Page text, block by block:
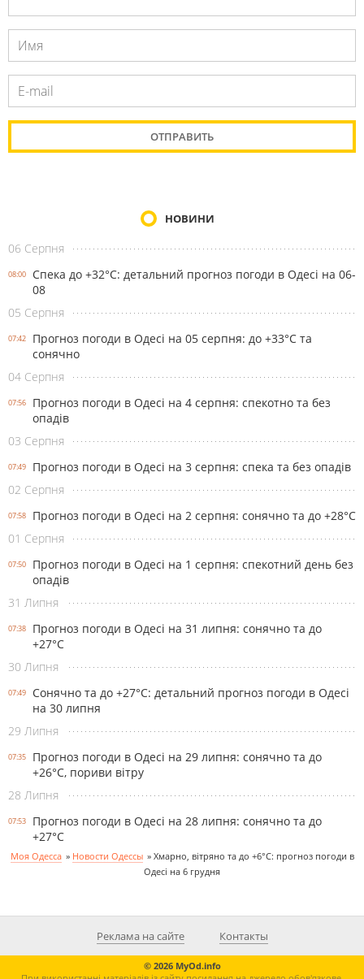
НОВИНИ
06 Серпня
08:00
Спека до +32°С: детальний прогноз погоди в Одесі на 06-
08
05 Серпня
07:42
Прогноз погоди в Одесі на 05 серпня: до +33°С та
сонячно
04 Серпня
07:56
Прогноз погоди в Одесі на 4 серпня: спекотно та без
опадів
03 Серпня
07:49
Прогноз погоди в Одесі на 3 серпня: спека та без опадів
02 Серпня
07:58
Прогноз погоди в Одесі на 2 серпня: сонячно та до +28°С
01 Серпня
07:50
Прогноз погоди в Одесі на 1 серпня: спекотний день без
опадів
31 Липня
07:38
Прогноз погоди в Одесі на 31 липня: сонячно та до
+27°С
30 Липня
07:49
Сонячно та до +27°С: детальний прогноз погоди в Одесі
на 30 липня
29 Липня
07:35
Прогноз погоди в Одесі на 29 липня: сонячно та до
+26°С, пориви вітру
28 Липня
07:53
Прогноз погоди в Одесі на 28 липня: сонячно та до
+27°С
Моя Одесса » Новости Одессы » Хмарно, вітряно та до +6°С: прогноз погоди в
Одесі на 6 грудня
Реклама на сайте Контакты
© 2026 MyOd.info